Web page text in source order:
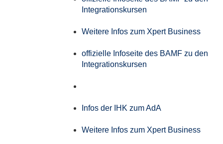
Integrationskursen
Weitere Infos zum Xpert Business
offizielle Infoseite des BAMF zu den
Integrationskursen
Infos der IHK zum AdA
Weitere Infos zum Xpert Business